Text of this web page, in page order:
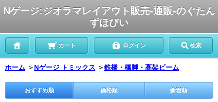
Nゲージ:ジオラマレイアウト販売-通販-のぐたん
ずほびい
カート ログイン 検索
ホーム ＞ Nゲージ トミックス ＞鉄橋・橋脚・高架ビーム
おすすめ順 価格順 新着順